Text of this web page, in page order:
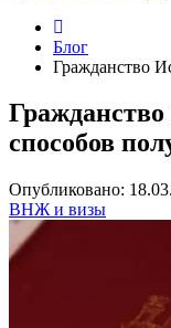
Блог
Гражданство
способов
Опубликовано:
ВНЖ и визы